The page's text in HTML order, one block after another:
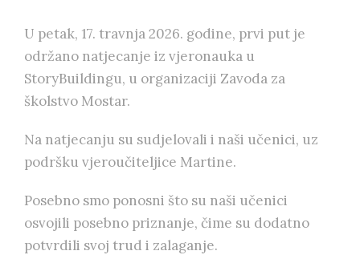
U petak, 17. travnja 2026. godine, prvi put je
održano natjecanje iz vjeronauka u
StoryBuildingu, u organizaciji Zavoda za
školstvo Mostar.
Na natjecanju su sudjelovali i naši učenici, uz
podršku vjeroučiteljice Martine.
Posebno smo ponosni što su naši učenici
osvojili posebno priznanje, čime su dodatno
potvrdili svoj trud i zalaganje.